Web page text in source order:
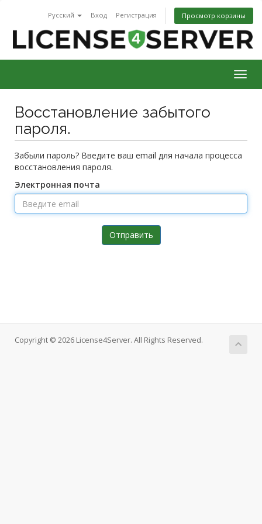
Русский Вход Регистрация Просмотр корзины
Восстановление забытого
пароля.
Забыли пароль? Введите ваш email для начала процесса
восстановления пароля.
Электронная почта
Отправить
Copyright © 2026 License4Server. All Rights Reserved.